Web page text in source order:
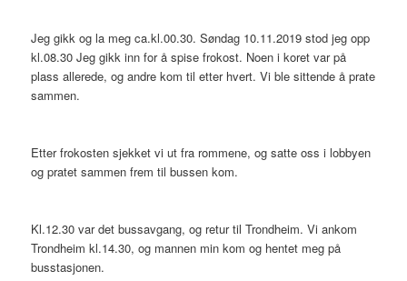
Jeg gikk og la meg ca.kl.00.30. Søndag 10.11.2019 stod jeg opp
kl.08.30 Jeg gikk inn for å spise frokost. Noen i koret var på
plass allerede, og andre kom til etter hvert. Vi ble sittende å prate
sammen.
Etter frokosten sjekket vi ut fra rommene, og satte oss i lobbyen
og pratet sammen frem til bussen kom.
Kl.12.30 var det bussavgang, og retur til Trondheim. Vi ankom
Trondheim kl.14.30, og mannen min kom og hentet meg på
busstasjonen.